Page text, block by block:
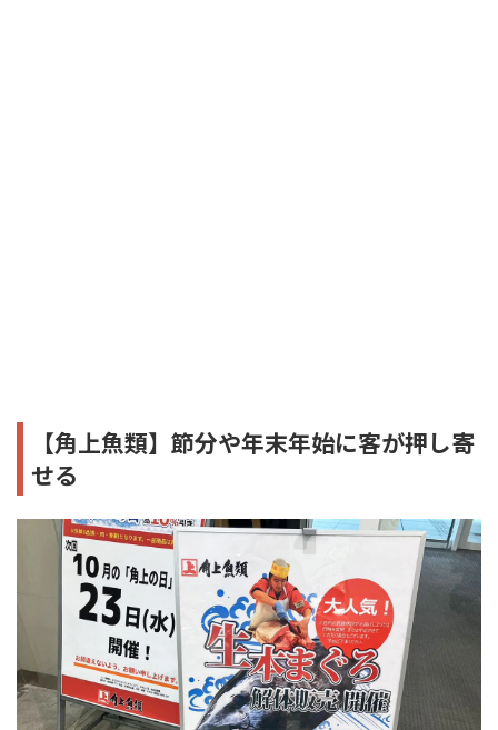
【角上魚類】節分や年末年始に客が押し寄
せる